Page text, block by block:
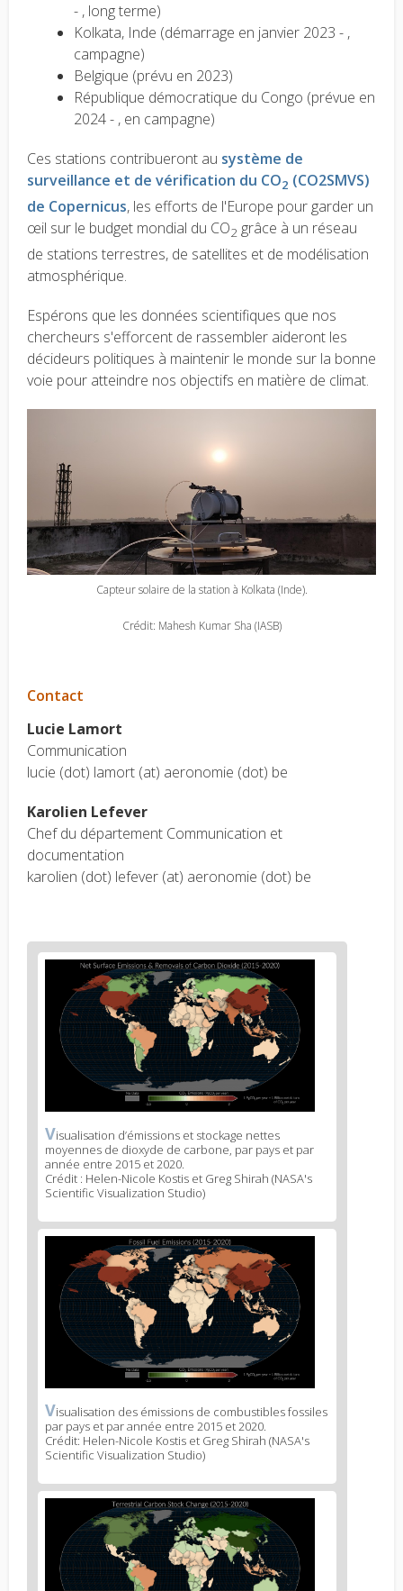
- , long terme)
Kolkata, Inde (démarrage en janvier 2023 - ,
campagne)
Belgique (prévu en 2023)
République démocratique du Congo (prévue en
2024 - , en campagne)
Ces stations contribueront au système de
surveillance et de vérification du CO2 (CO2SMVS)
de Copernicus, les efforts de l'Europe pour garder un
œil sur le budget mondial du CO2 grâce à un réseau
de stations terrestres, de satellites et de modélisation
atmosphérique.
Espérons que les données scientifiques que nos
chercheurs s'efforcent de rassembler aideront les
décideurs politiques à maintenir le monde sur la bonne
voie pour atteindre nos objectifs en matière de climat.
Capteur solaire de la station à Kolkata (Inde).
Crédit: Mahesh Kumar Sha (IASB)
Contact
Lucie Lamort
Communication
lucie (dot) lamort (at) aeronomie (dot) be
Karolien Lefever
Chef du département Communication et
documentation
karolien (dot) lefever (at) aeronomie (dot) be
News
image
News
image
legend
1
Visualisation d’émissions et stockage nettes
moyennes de dioxyde de carbone, par pays et par
année entre 2015 et 2020.
Crédit : Helen-Nicole Kostis et Greg Shirah (NASA's
Scientific Visualization Studio)
image
News
image
legend
Visualisation des émissions de combustibles fossiles
par pays et par année entre 2015 et 2020.
Crédit: Helen-Nicole Kostis et Greg Shirah (NASA's
Scientific Visualization Studio)
image